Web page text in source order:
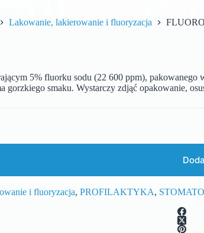
Lakowanie, lakierowanie i fluoryzacja
5% fluorku sodu (22 600 ppm),
smaku. Wystarczy zdjąć opakowanie,
i fluoryzacja, PROFILAKTYKA,